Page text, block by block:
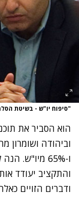
"סיפוח יו"ש - בשיטת
הוא הסביר את
ו-65%
והתקציב יעודד
ודברים הזויים